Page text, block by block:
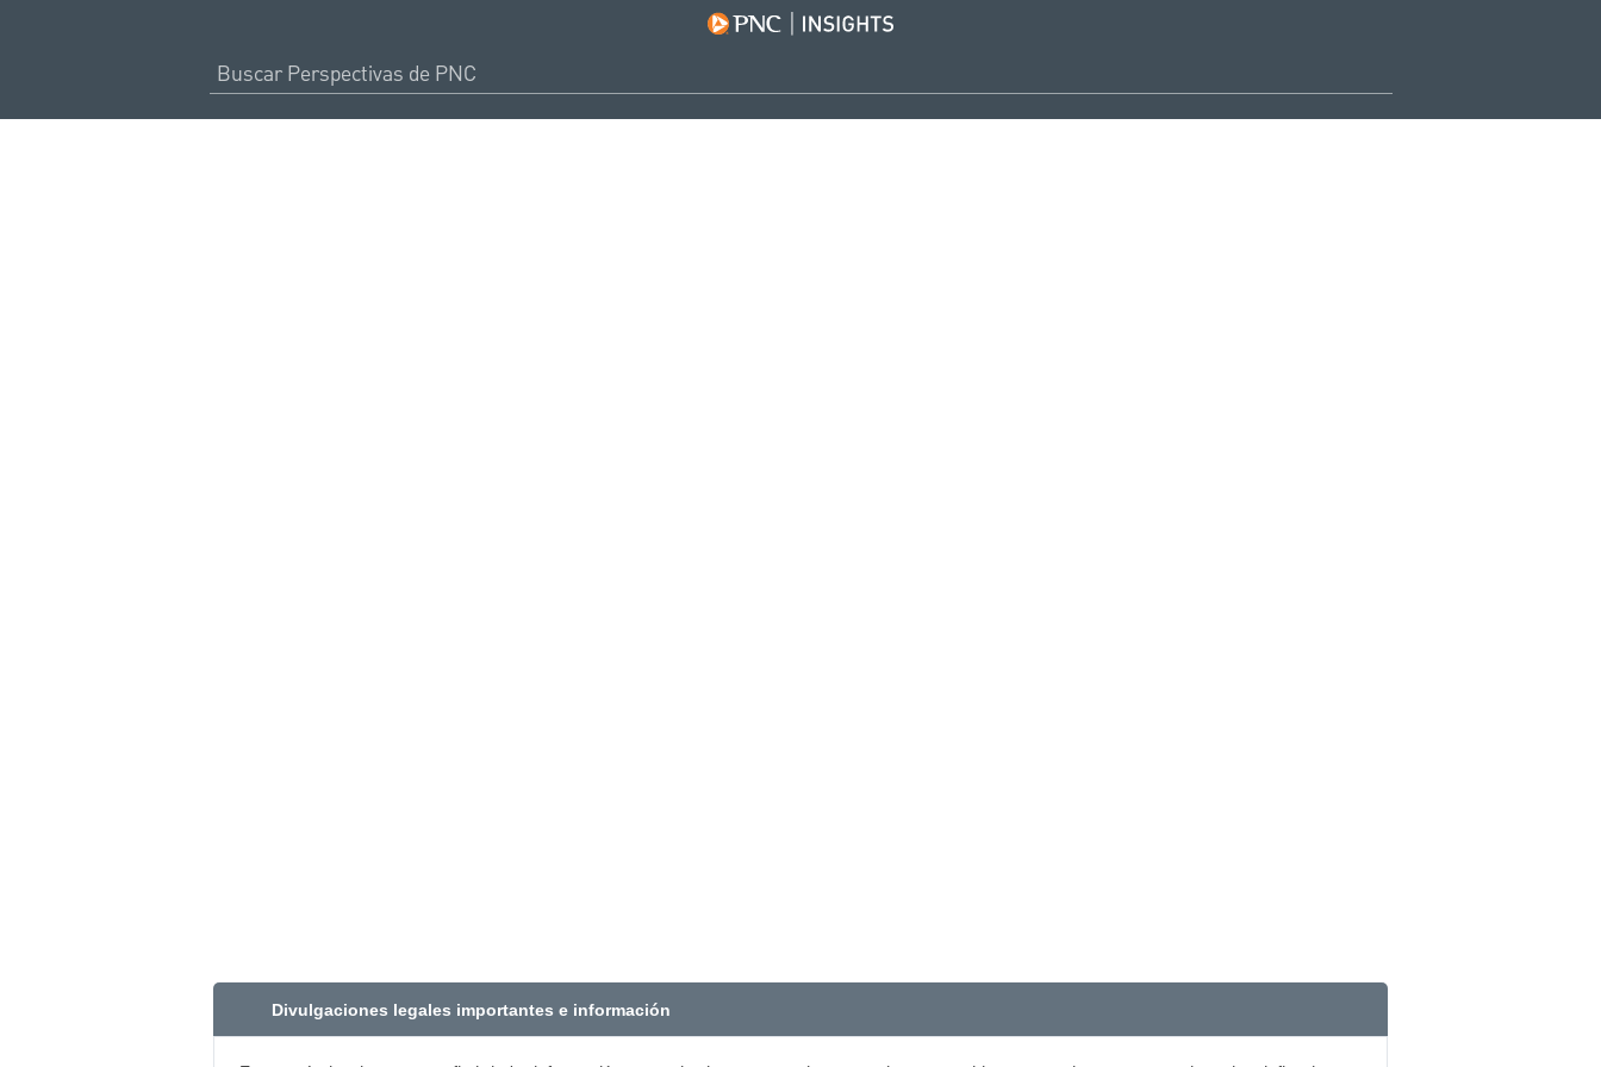
Divulgaciones legales importantes e información